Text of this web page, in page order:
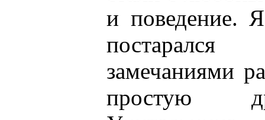
и поведение.
замечаниями
простую